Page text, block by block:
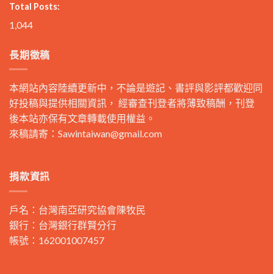
Total Posts:
1,044
長期徵稿
本網站內容陸續更新中，不論是遊記、書評與影評都歡迎同
好投稿與提供相關資訊， 經審查刊登者將薄致稿酬，刊登
後本站亦保有文章轉載使用權益。
來稿請寄： Sawintaiwan@gmail.com
捐款資訊
戶名：台灣南亞研究協會陳牧民
銀行：台灣銀行群賢分行
帳號：162001007457